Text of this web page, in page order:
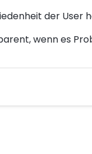
der User
wenn es